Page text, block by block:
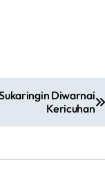
Diwarnai
Kericuhan